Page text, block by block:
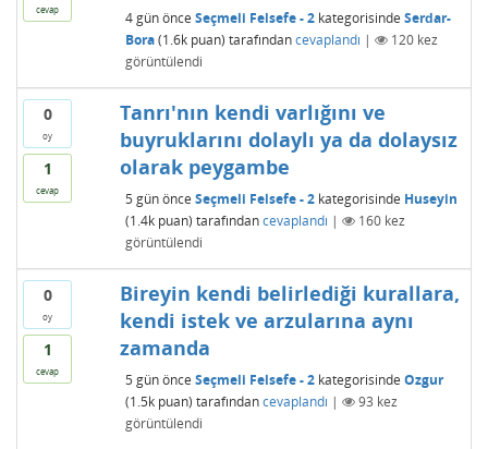
cevap 4 günönce Seçmeli Felsefe - 2kategorisinde Serdar-
Bora (1.6kpuan) tarafından cevaplandı | 120kez
görüntülendi
0
oy
1
cevap
Tanrı'nın kendi varlığını ve
buyruklarını dolaylı ya da dolaysız
olarak peygambe
5 günönce Seçmeli Felsefe - 2kategorisinde Huseyin
(1.4kpuan) tarafından cevaplandı | 160kez
görüntülendi
0
oy
1
cevap
Bireyin kendi belirlediği kurallara,
kendi istek ve arzularına aynı
zamanda
5 günönce Seçmeli Felsefe - 2kategorisinde Ozgur
(1.5kpuan) tarafından cevaplandı | 93 kez
görüntülendi